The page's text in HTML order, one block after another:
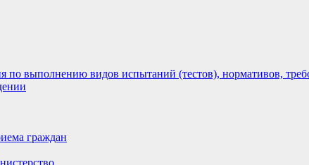
по выполнению видов испытаний (тестов), нормативов,
граждан